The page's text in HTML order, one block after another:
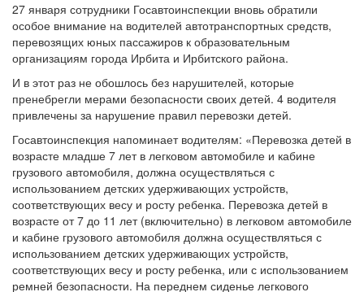
27 января сотрудники Госавтоинспекции вновь обратили
особое внимание на водителей автотранспортных средств,
перевозящих юных пассажиров к образовательным
организациям города Ирбита и Ирбитского района.
И в этот раз не обошлось без нарушителей, которые
пренебрегли мерами безопасности своих детей. 4 водителя
привлечены за нарушение правил перевозки детей.
Госавтоинспекция напоминает водителям: «Перевозка детей в
возрасте младше 7 лет в легковом автомобиле и кабине
грузового автомобиля, должна осуществляться с
использованием детских удерживающих устройств,
соответствующих весу и росту ребенка. Перевозка детей в
возрасте от 7 до 11 лет (включительно) в легковом автомобиле
и кабине грузового автомобиля должна осуществляться с
использованием детских удерживающих устройств,
соответствующих весу и росту ребенка, или с использованием
ремней безопасности. На переднем сиденье легкового